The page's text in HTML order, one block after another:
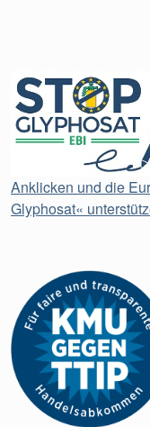
Anklicken und die
Glyphosat«